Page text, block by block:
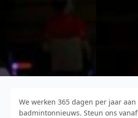
We werken 365 dagen per jaar aan
badmintonnieuws. Steun ons vanaf